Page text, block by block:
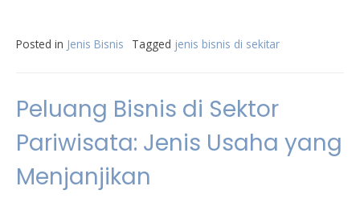
Posted in Jenis Bisnis Tagged jenis bisnis di sekitar
Peluang Bisnis di Sektor
Pariwisata: Jenis Usaha yang
Menjanjikan